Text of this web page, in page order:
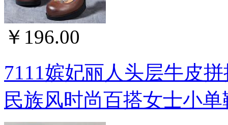
￥196.00
7111嫔妃丽人头层牛皮
民族风时尚百搭女士小